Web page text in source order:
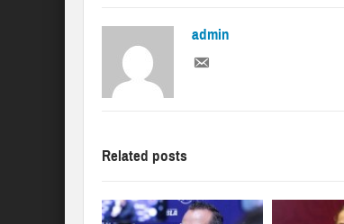
admin
Related posts